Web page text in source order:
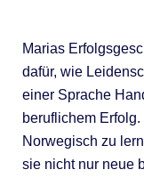
Marias
dafür, wie
einer Sprache
beruflichem
Norwegisch zu
sie nicht nur neue